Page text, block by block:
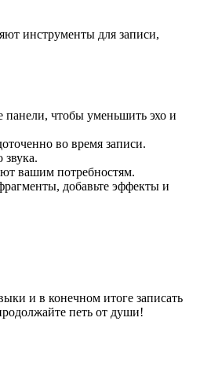
инструменты для записи,
панели, чтобы уменьшить эхо и
во время записи.
вашим потребностям.
добавьте эффекты и
и в конечном итоге записать
петь от души!